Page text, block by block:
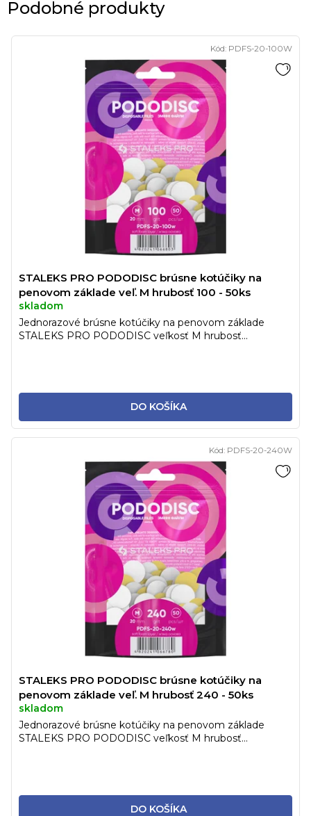
Podobné produkty
STALEKS PRO PODODISC brúsne kotúčiky na
penovom základe veľ. M hrubosť 100 - 50ks
skladom
DO KOŠÍKA
Jednorazové brúsne kotúčiky na penovom základe
STALEKS PRO PODODISC veľkosť M hrubosť...
Kód: PDFS-20-100W
STALEKS PRO PODODISC brúsne kotúčiky na
penovom základe veľ. M hrubosť 240 - 50ks
skladom
DO KOŠÍKA
Jednorazové brúsne kotúčiky na penovom základe
STALEKS PRO PODODISC veľkosť M hrubosť...
Kód: PDFS-20-240W